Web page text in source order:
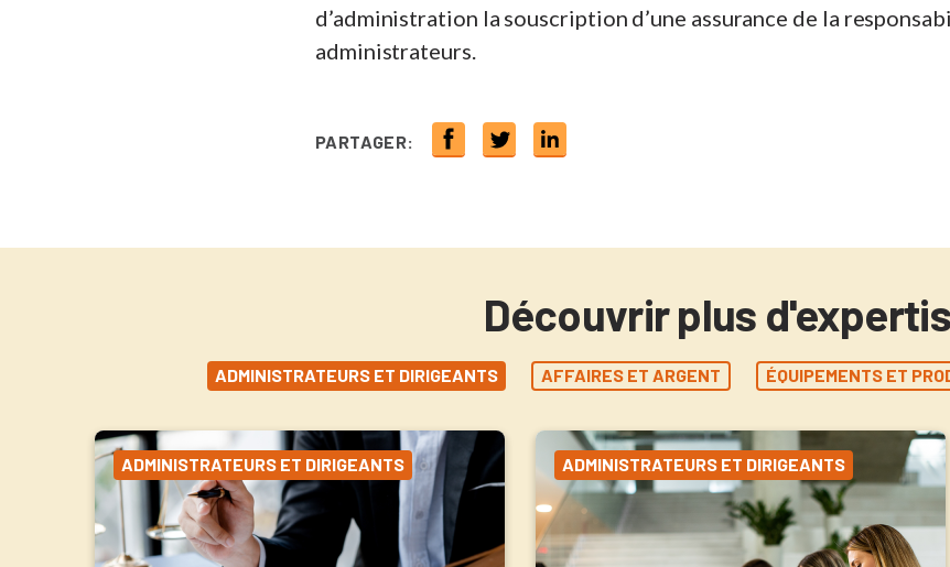
d’administration la souscription d’une assurance de la
administrateurs.
PARTAGER:
Découvrir plus
ADMINISTRATEURS ET DIRIGEANTS AFFAIRES ET ARGENT ÉQUIPEMENTS ET
ADMINISTRATEURS ET DIRIGEANTS ADMINISTRATEURS ET DIRIGEANTS